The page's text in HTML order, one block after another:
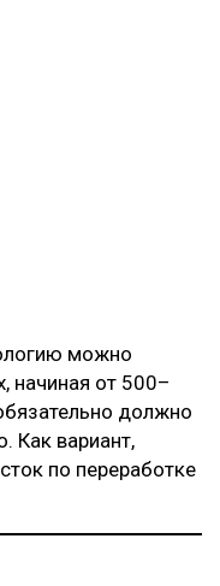
можно
начиная от 500–
должно
Как вариант,
по переработке